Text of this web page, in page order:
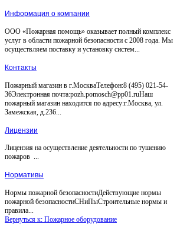
Информация о компании
ООО «Пожарная помощь» оказывает полный комплекс
услуг в области пожарной безопасности с 2008 года. Мы
осуществляем поставку и установку систем...
Контакты
Пожарный магазин в г.МоскваТелефон:8 (495) 021-54-
36Электронная почта:pozh.pomosch@pp01.ruНаш
пожарный магазин находится по адресу:г.Москва, ул.
Замежская, д.236...
Лицензии
Лицензия на осуществление деятельности по тушению
пожаров ...
Нормативы
Нормы пожарной безопасностиДействующие нормы
пожарной безопасностиСНиПыСтроительные нормы и
правила...
Вернуться к: Пожарное оборудование